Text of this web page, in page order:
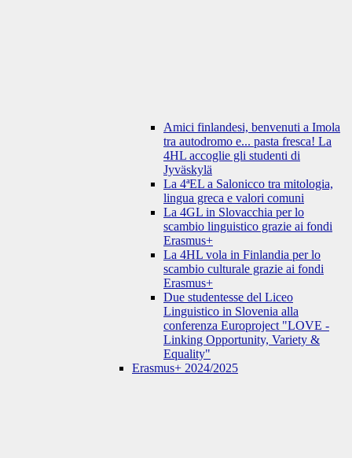
Amici finlandesi, benvenuti a Imola
tra autodromo e... pasta fresca! La
4HL accoglie gli studenti di
Jyväskylä
La 4ªEL a Salonicco tra mitologia,
lingua greca e valori comuni
La 4GL in Slovacchia per lo
scambio linguistico grazie ai fondi
Erasmus+
La 4HL vola in Finlandia per lo
scambio culturale grazie ai fondi
Erasmus+
Due studentesse del Liceo
Linguistico in Slovenia alla
conferenza Europroject "LOVE -
Linking Opportunity, Variety &
Equality"
Erasmus+ 2024/2025